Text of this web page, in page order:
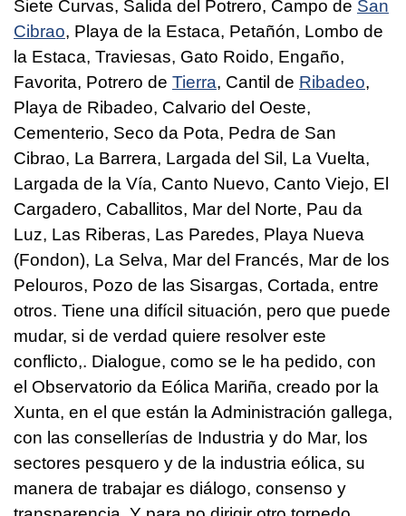
Siete Curvas, Salida del Potrero, Campo de San
Cibrao, Playa de la Estaca, Petañón, Lombo de
la Estaca, Traviesas, Gato Roido, Engaño,
Favorita, Potrero de Tierra, Cantil de Ribadeo,
Playa de Ribadeo, Calvario del Oeste,
Cementerio, Seco da Pota, Pedra de San
Cibrao, La Barrera, Largada del Sil, La Vuelta,
Largada de la Vía, Canto Nuevo, Canto Viejo, El
Cargadero, Caballitos, Mar del Norte, Pau da
Luz, Las Riberas, Las Paredes, Playa Nueva
(Fondon), La Selva, Mar del Francés, Mar de los
Pelouros, Pozo de las Sisargas, Cortada, entre
otros. Tiene una difícil situación, pero que puede
mudar, si de verdad quiere resolver este
conflicto,. Dialogue, como se le ha pedido, con
el Observatorio da Eólica Mariña, creado por la
Xunta, en el que están la Administración gallega,
con las consellerías de Industria y do Mar, los
sectores pesquero y de la industria eólica, su
manera de trabajar es diálogo, consenso y